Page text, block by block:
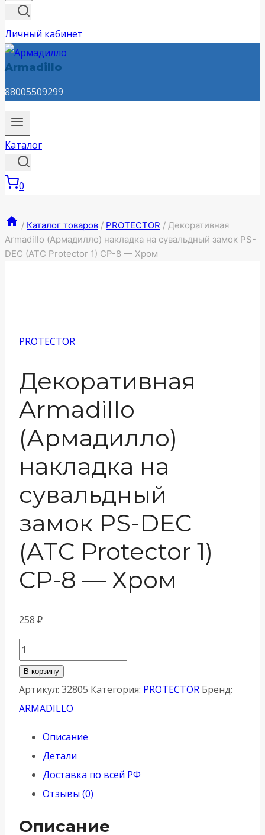
Личный кабинет
Armadillo
88005509299
Каталог
0
/ Каталог товаров / PROTECTOR / Декоративная
Armadillo (Армадилло) накладка на сувальдный замок PS-
DEC (ATC Protector 1) CP-8 — Хром
PROTECTOR
Декоративная
Armadillo
(Армадилло)
накладка на
сувальдный
замок PS-DEC
(ATC Protector 1)
CP-8 — Хром
258 ₽
Количество
товара
Декоративная
Armadillo
накладка
сувальдный
замок
PS-
В корзину
Артикул: 32805 Категория: PROTECTOR Бренд:
ARMADILLO
Описание
Детали
Доставка по всей РФ
Отзывы (0)
Описание